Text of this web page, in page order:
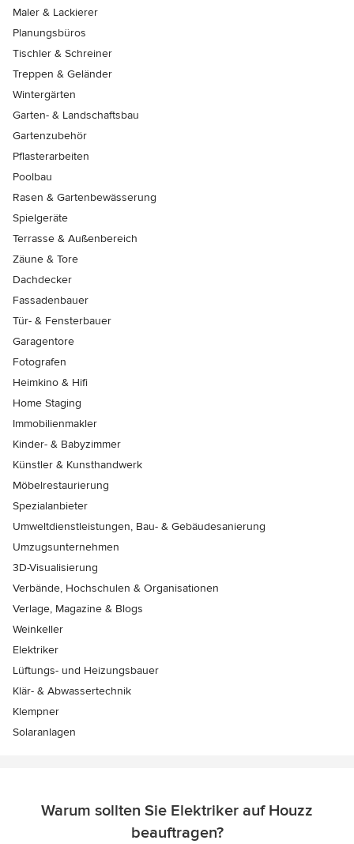
Maler & Lackierer
Planungsbüros
Tischler & Schreiner
Treppen & Geländer
Wintergärten
Garten- & Landschaftsbau
Gartenzubehör
Pflasterarbeiten
Poolbau
Rasen & Gartenbewässerung
Spielgeräte
Terrasse & Außenbereich
Zäune & Tore
Dachdecker
Fassadenbauer
Tür- & Fensterbauer
Garagentore
Fotografen
Heimkino & Hifi
Home Staging
Immobilienmakler
Kinder- & Babyzimmer
Künstler & Kunsthandwerk
Möbelrestaurierung
Spezialanbieter
Umweltdienstleistungen, Bau- & Gebäudesanierung
Umzugsunternehmen
3D-Visualisierung
Verbände, Hochschulen & Organisationen
Verlage, Magazine & Blogs
Weinkeller
Elektriker
Lüftungs- und Heizungsbauer
Klär- & Abwassertechnik
Klempner
Solaranlagen
Warum sollten Sie Elektriker auf Houzz
beauftragen?